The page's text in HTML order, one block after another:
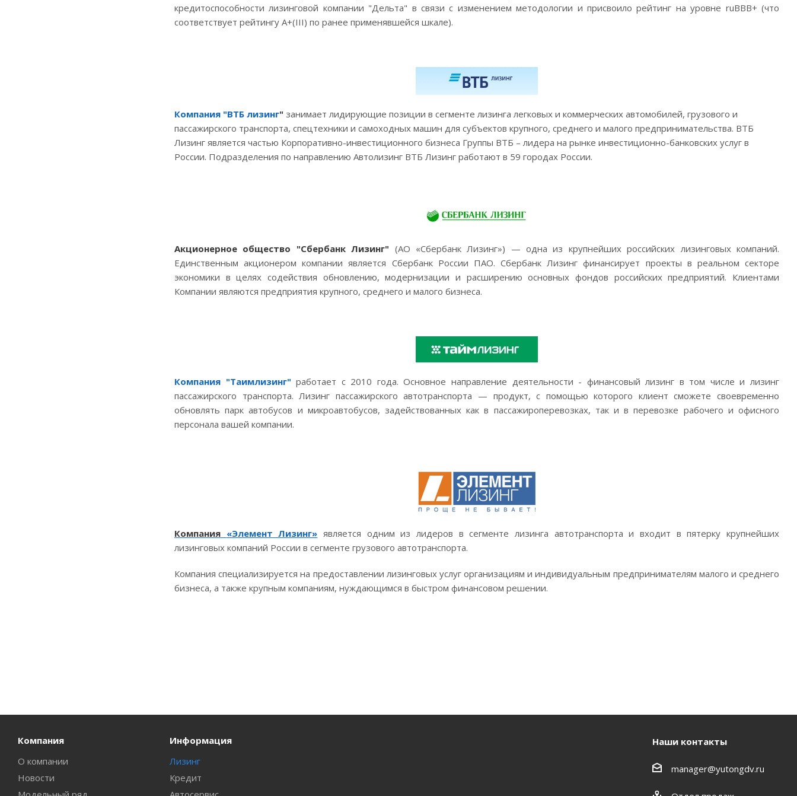
кредитоспособности лизинговой компании "Дельта" в связи с изменением методологии и присвоило рейтинг на уровне ruBBB+ (что
соответствует рейтингу А+(III) по ранее применявшейся шкале).
Компания "ВТБ лизинг" занимает лидирующие позиции в сегменте лизинга легковых и коммерческих автомобилей, грузового и
пассажирского транспорта, спецтехники и самоходных машин для субъектов крупного, среднего и малого предпринимательства. ВТБ
Лизинг является частью Корпоративно-инвестиционного бизнеса Группы ВТБ – лидера на рынке инвестиционно-банковских услуг в
России. Подразделения по направлению Автолизинг ВТБ Лизинг работают в 59 городах России.
Акционерное общество "Сбербанк Лизинг" (АО «Сбербанк Лизинг») — одна из крупнейших российских лизинговых компаний.
Единственным акционером компании является Сбербанк России ПАО. Сбербанк Лизинг финансирует проекты в реальном секторе
экономики в целях содействия обновлению, модернизации и расширению основных фондов российских предприятий. Клиентами
Компании являются предприятия крупного, среднего и малого бизнеса.
Компания "Таимлизинг" работает с 2010 года. Основное направление деятельности - финансовый лизинг в том числе и лизинг
пассажирского транспорта. Лизинг пассажирского автотранспорта — продукт, с помощью которого клиент сможете своевременно
обновлять парк автобусов и микроавтобусов, задействованных как в пассажироперевозках, так и в перевозке рабочего и офисного
персонала вашей компании.
Компания «Элемент Лизинг» является одним из лидеров в сегменте лизинга автотранспорта и входит в пятерку крупнейших
лизинговых компаний России в сегменте грузового автотранспорта.
Компания специализируется на предоставлении лизинговых услуг организациям и индивидуальным предпринимателям малого и среднего
бизнеса, а также крупным компаниям, нуждающимся в быстром финансовом решении.
Компания
О компании
Новости
Информация
Лизинг
Кредит
Наши контакты
manager@yutongdv.ru